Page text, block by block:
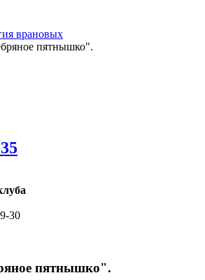
врановых
пятнышко".
30
пятнышко".